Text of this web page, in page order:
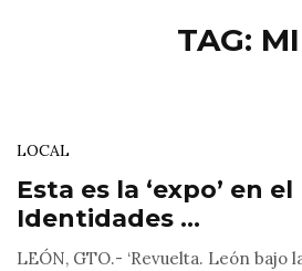
TAG:
LOCAL
Esta es la ‘expo’ en
Identidades ...
LEÓN, GTO.- ‘Revuelta. León bajo